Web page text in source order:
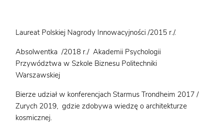
Laureat Polskiej Nagrody Innowacyjności /2015 r./.
Absolwentka /2018 r./ Akademii Psychologii
Przywództwa w Szkole Biznesu Politechniki
Warszawskiej
Bierze udział w konferencjach Starmus Trondheim 2017 /
Zurych 2019, gdzie zdobywa wiedzę o architekturze
kosmicznej.